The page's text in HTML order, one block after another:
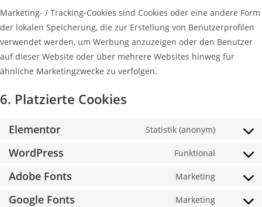
Marketing- / Tracking-Cookies sind Cookies oder eine andere Form
der lokalen Speicherung, die zur Erstellung von Benutzerprofilen
verwendet werden, um Werbung anzuzeigen oder den Benutzer
auf dieser Website oder über mehrere Websites hinweg für
ähnliche Marketingzwecke zu verfolgen.
6. Platzierte Cookies
Elementor Statistik (anonym)
WordPress Funktional
Adobe Fonts Marketing
Google Fonts Marketing